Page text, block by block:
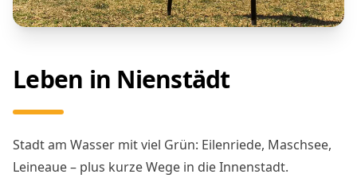
Leben in Nienstädt
Stadt am Wasser mit viel Grün: Eilenriede, Maschsee,
Leineaue – plus kurze Wege in die Innenstadt.